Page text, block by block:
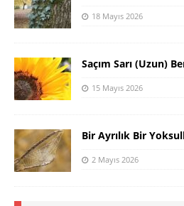
18 Mayıs 2026
Saçım Sarı (Uzun)
15 Mayıs 2026
Bir Ayrılık Bir
2 Mayıs 2026